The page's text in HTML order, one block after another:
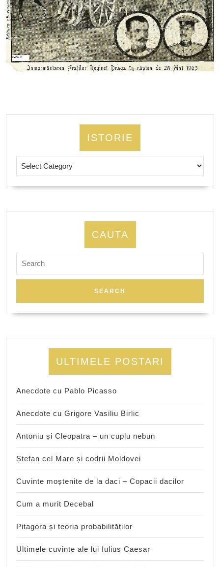
ISTORIE
CAUTA
for:
ULTIMELE POSTARI
Anecdote cu Pablo Picasso
Anecdote cu Grigore Vasiliu Birlic
Antoniu și Cleopatra – un cuplu nebun
Ștefan cel Mare și codrii Moldovei
Cuvinte moștenite de la daci – Copacii dacilor
Cum a murit Decebal
Pitagora și teoria probabilităților
Ultimele cuvinte ale lui Iulius Caesar